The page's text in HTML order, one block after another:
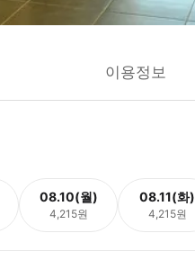
이용정보
08.10(월)
4,215원
08.11(화)
4,215원